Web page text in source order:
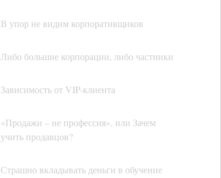
В упор не видим корпоративщиков
Либо большие корпорации, либо частники
Зависимость от VIP-клиента
«Продажи – не профессия», или Зачем
учить продавцов?
Страшно вкладывать деньги в обучение